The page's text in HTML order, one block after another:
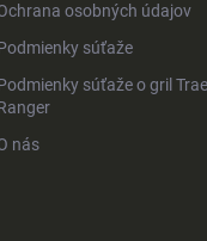
osobných údajov
súťaže
súťaže o gril
nás